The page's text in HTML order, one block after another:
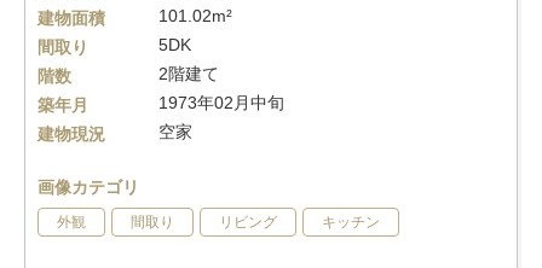
建物面積
101.02m²
間取り
5DK
階数
2階建て
築年月
1973年02月中旬
建物現況
空家
画像カテゴリ
外観 間取り リビング キッチン